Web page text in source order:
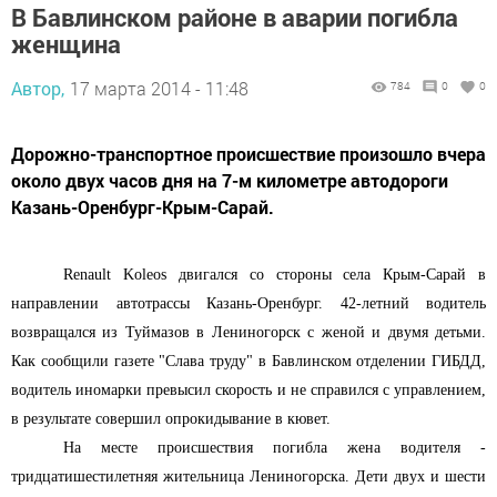
В Бавлинском районе в аварии погибла
женщина
Автор, 17 марта 2014 - 11:48 784 0 0
Дорожно-транспортное происшествие произошло вчера
около двух часов дня на 7-м километре автодороги
Казань-Оренбург-Крым-Сарай.
Renault Koleos двигался со стороны села Крым-Сарай в
направлении автотрассы Казань-Оренбург. 42-летний водитель
возвращался из Туймазов в Лениногорск с женой и двумя детьми.
Как сообщили газете "Слава труду" в Бавлинском отделении ГИБДД,
водитель иномарки превысил скорость и не справился с управлением,
в результате совершил опрокидывание в кювет.
На месте происшествия погибла жена водителя -
тридцатишестилетняя жительница Лениногорска. Дети двух и шести